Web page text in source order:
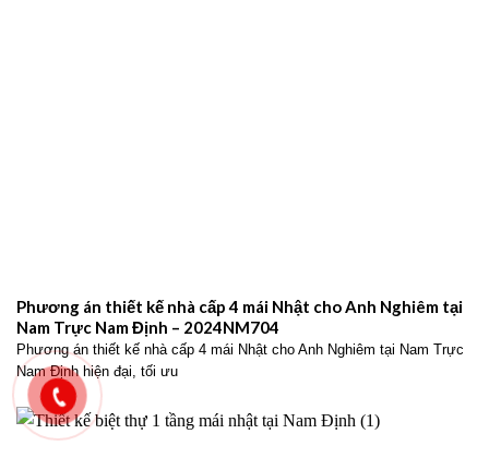
Phương án thiết kế nhà cấp 4 mái Nhật cho Anh Nghiêm tại
Nam Trực Nam Định – 2024NM704
Phương án thiết kế nhà cấp 4 mái Nhật cho Anh Nghiêm tại Nam Trực
Nam Định hiện đại, tối ưu